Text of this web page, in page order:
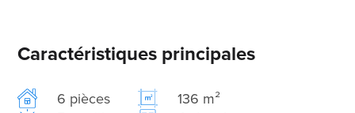
Caractéristiques principales
6 pièces
136 m²